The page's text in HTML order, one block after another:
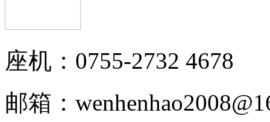
座机：0755-2732 4678
邮箱：